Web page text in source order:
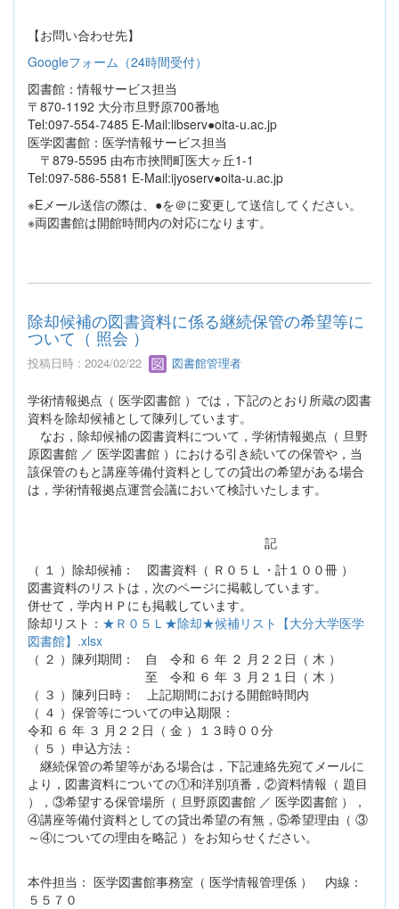
【お問い合わせ先】
Googleフォーム（24時間受付）
図書館：情報サービス担当
〒870-1192 大分市旦野原700番地
Tel:097-554-7485 E-Mail:libserv●oita-u.ac.jp
医学図書館：医学情報サービス担当
〒879-5595 由布市挾間町医大ヶ丘1-1
Tel:097-586-5581 E-Mail:ijyoserv●oita-u.ac.jp
※Eメール送信の際は、●を＠に変更して送信してください。
※両図書館は開館時間内の対応になります。
除却候補の図書資料に係る継続保管の希望等に
ついて（ 照会 ）
投稿日時 : 2024/02/22 図書館管理者
学術情報拠点（ 医学図書館 ）では，下記のとおり所蔵の図書
資料を除却候補として陳列しています。
なお，除却候補の図書資料について，学術情報拠点（ 旦野
原図書館 ／ 医学図書館 ）における引き続いての保管や，当
該保管のもと講座等備付資料としての貸出の希望がある場合
は，学術情報拠点運営会議において検討いたします。
記
（ １ ）除却候補： 図書資料（ Ｒ０５Ｌ・計１００冊 ）
図書資料のリストは，次のページに掲載しています。
併せて，学内ＨＰにも掲載しています。
除却リスト： ★Ｒ０５Ｌ★除却★候補リスト【大分大学医学
図書館】.xlsx
（ ２ ）陳列期間： 自 令和 ６ 年 ２ 月２２日（ 木 ）
至 令和 ６ 年 ３ 月２１日（ 木 ）
（ ３ ）陳列日時： 上記期間における開館時間内
（ ４ ）保管等についての申込期限：
令和 ６ 年 ３ 月２２日（ 金 ）１３時００分
（ ５ ）申込方法：
継続保管の希望等がある場合は，下記連絡先宛てメールに
より，図書資料についての①和洋別項番，②資料情報（ 題目
），③希望する保管場所（ 旦野原図書館 ／ 医学図書館 ），
④講座等備付資料としての貸出希望の有無，⑤希望理由（ ③
～④についての理由を略記 ）をお知らせください。
本件担当： 医学図書館事務室（ 医学情報管理係 ） 内線：
５５７０